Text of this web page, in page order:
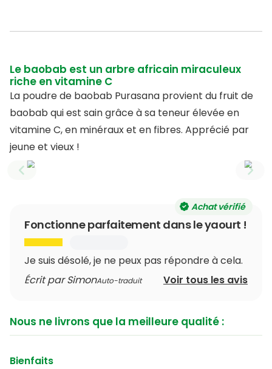
Le baobab est un arbre africain miraculeux
riche en vitamine C
La poudre de baobab Purasana provient du fruit de
baobab qui est sain grâce à sa teneur élevée en
vitamine C, en minéraux et en fibres. Apprécié par
jeune et vieux !
Previous slide
Achat vérifié
Fonctionne parfaitement dans le yaourt !
Je suis désolé, je ne peux pas répondre à cela.
Écrit par SimonAuto-traduit Voir tous les avis
Nous ne livrons que la meilleure qualité :
Bienfaits